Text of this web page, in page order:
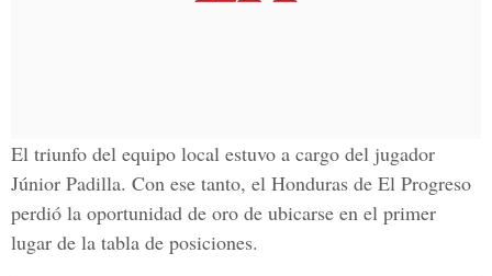
El triunfo del equipo local estuvo a cargo del jugador
Júnior Padilla. Con ese tanto, el Honduras de El Progreso
perdió la oportunidad de oro de ubicarse en el primer
lugar de la tabla de posiciones.